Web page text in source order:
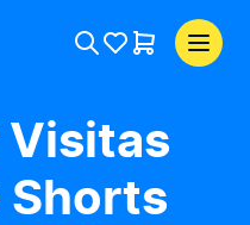
Visitas
Shorts